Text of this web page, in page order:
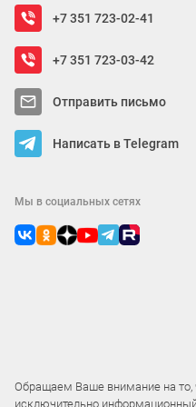
При выборе важно
и исполнение.
аккуратную
стеллажи
Также имеет
предполагаемая
планируется
КУПИТЬ СТЕЛЛАЖИ-
+7 351 723-02-41
+7 351 723-03-42
Отправить письмо
Написать в Telegram
Мы в социальных сетях
Обращаем Ваше внимание на то,
исключительно